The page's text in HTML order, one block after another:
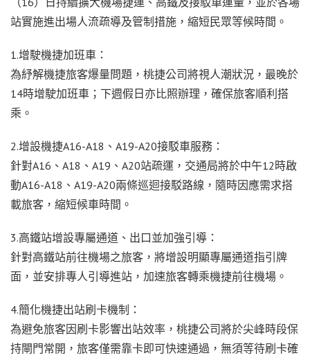
站實施進出場人流疏導及管制措施，縮短民眾等候時間。
1.增駛機捷加班車：
為紓解機捷旅客爆量問題，桃捷公司將視人潮狀況，最晚於
14時增駛加班車；下週假日亦比照辦理，確保旅客順利搭
乘。
2.增設機捷A16-A18、A19-A20接駁車服務：
針對A16、A18、A19、A20站疏運，交通局將於中午12時啟
動A16-A18、A19-A20兩條巡迴接駁路線，隨時因應需求搭
載旅客，縮短候車時間。
3.高鐵站增設專屬通道、出口並加強引導：
針對高鐵站前往機場之旅客，將增設明顯專屬通道指引牌
面，並安排專人引導進站，加速旅客轉乘機捷前往機場。
4.簡化機捷出站刷卡機制：
為避免旅客因刷卡影響出站效率，桃捷公司將於尖峰時段保
持閘門常開，旅客僅需靠卡即可快速通過，無須等待刷卡確